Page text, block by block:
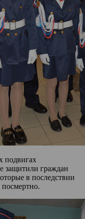
подвигах
защитили граждан
в последствии